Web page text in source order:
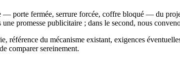
porte fermée, serrure forcée, coffre bloqué — du
promesse publicitaire ; dans le second, nous
référence du mécanisme existant, exigences
comparer sereinement.